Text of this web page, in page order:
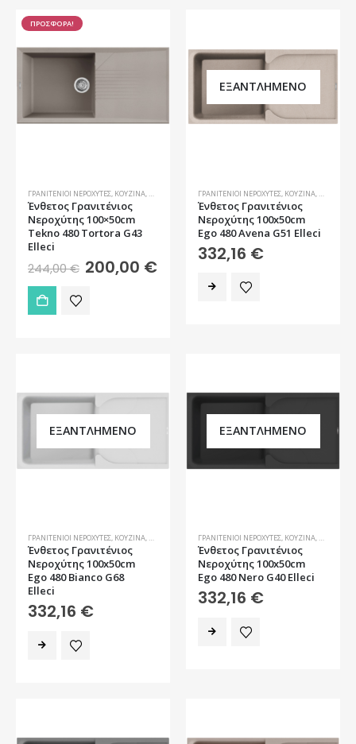
ΠΡΟΣΦΟΡΑ!
ΓΡΑΝΙΤΈΝΙΟΙ ΝΕΡΟΧΎΤΕΣ, ΚΟΥΖΊΝΑ, ΝΕΡΟΧΎΤΕΣ
Ένθετος Γρανιτένιος
Νεροχύτης 100×50cm
Tekno 480 Tortora G43
Elleci
244,00€ Original
price
200,00 €Η
τρέχουσα
ΕΞΑΝΤΛΗΜΈΝΟ
ΓΡΑΝΙΤΈΝΙΟΙ ΝΕΡΟΧΎΤΕΣ, ΚΟΥΖΊΝΑ, ΝΕΡΟΧΎΤΕΣ
Ένθετος Γρανιτένιος
Νεροχύτης 100x50cm
Ego 480 Avena G51 Elleci
332,16 €
ΕΞΑΝΤΛΗΜΈΝΟ
ΓΡΑΝΙΤΈΝΙΟΙ ΝΕΡΟΧΎΤΕΣ, ΚΟΥΖΊΝΑ, ΝΕΡΟΧΎΤΕΣ
Ένθετος Γρανιτένιος
Νεροχύτης 100x50cm
Ego 480 Bianco G68
Elleci
332,16 €
ΕΞΑΝΤΛΗΜΈΝΟ
ΓΡΑΝΙΤΈΝΙΟΙ ΝΕΡΟΧΎΤΕΣ, ΚΟΥΖΊΝΑ, ΝΕΡΟΧΎΤΕΣ
Ένθετος Γρανιτένιος
Νεροχύτης 100x50cm
Ego 480 Nero G40 Elleci
332,16 €